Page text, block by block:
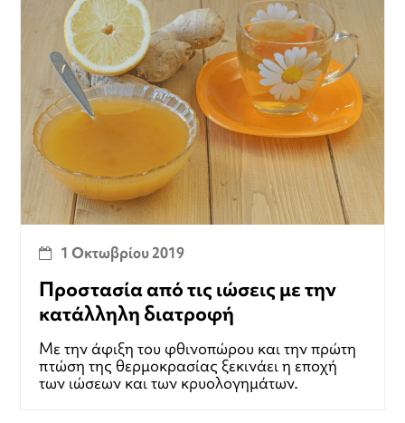
1 Οκτωβρίου 2019
Προστασία από τις ιώσεις με την
κατάλληλη διατροφή
Με την άφιξη του φθινοπώρου και την πρώτη
πτώση της θερμοκρασίας ξεκινάει η εποχή
των ιώσεων και των κρυολογημάτων.